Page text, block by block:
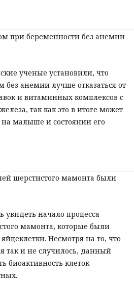
при беременности без анемии
ученые установили, что
анемии лучше отказаться от
и витаминных комплексов с
так как это в итоге может
на малыше и состоянии его
шерстистого мамонта были
увидеть начало процесса
мамонта, которые были
Несмотря на то, что
так и не случилось, данный
биоактивность клеток